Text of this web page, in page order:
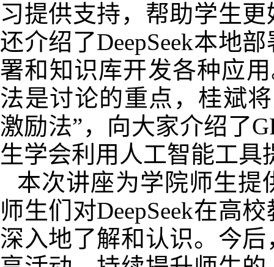
习提供支持，帮助学生
还介绍了DeepSeek本地
署和知识库开发各种应
法是讨论的重点，桂斌
激励法”，向大家介绍了
生学会利用人工智能工
本次讲座为学院师生提
师生们对DeepSeek在高
深入地了解和认识。今